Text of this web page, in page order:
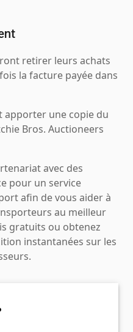
retirer leurs achats
la facture payée dans
apporter une copie du
Bros. Auctioneers
avec des
pour un service
afin de vous aider à
au meilleur
gratuits ou obtenez
instantanées sur les